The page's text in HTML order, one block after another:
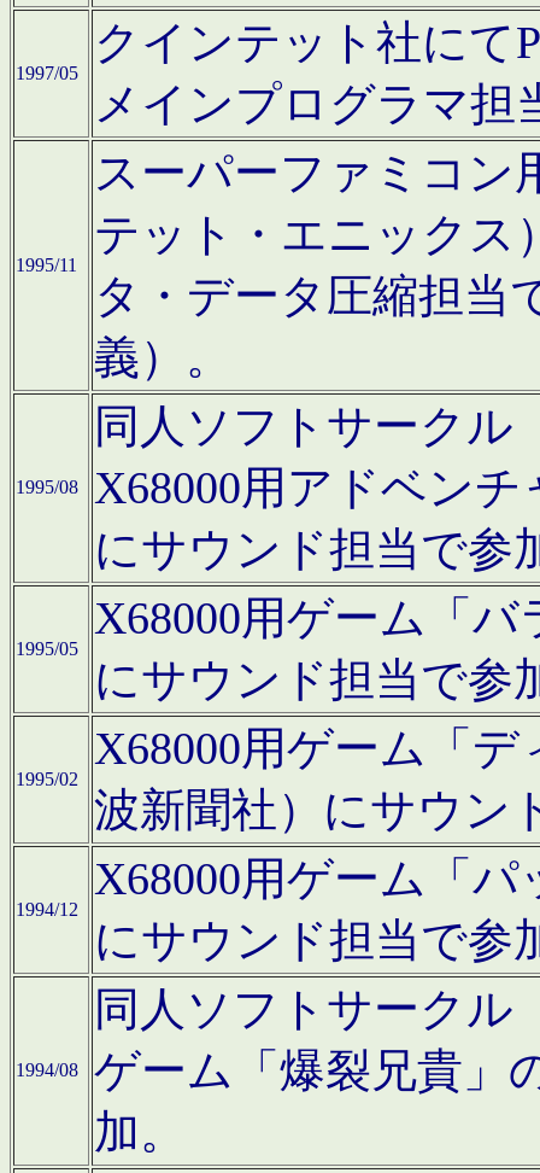
1997/05
クインテット社にて
メインプログラマ担
1995/11
スーパーファミコン
テット・エニックス
タ・データ圧縮担当
義）。
1995/08
同人ソフトサークル
X68000用アドベン
にサウンド担当で参
1995/05
X68000用ゲーム「
にサウンド担当で参
1995/02
X68000用ゲーム「
波新聞社）にサウン
1994/12
X68000用ゲーム「
にサウンド担当で参
1994/08
同人ソフトサークル
ゲーム「爆裂兄貴」
加。